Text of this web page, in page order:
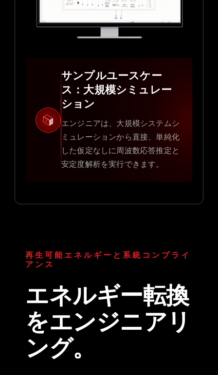
サンプルユースケー
ス：大規模シミュレー
ション
エンジニアは、大規模システムシ
ミュレーションから直接、単純化
した仮定なしに周波数応答推定と
安定度解析を実行できます。
再生可能エネルギーと系統コンプライ
アンス
エネルギー転換
をエンジニアリ
ング。